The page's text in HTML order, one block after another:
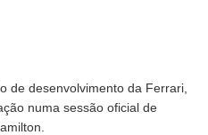
de desenvolvimento da Ferrari,
numa sessão oficial de